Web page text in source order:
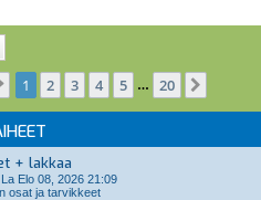
Sivu /20
1 2 3 4 5 … 20
+ lakkaa
La Elo 08, 2026 21:09
osat ja tarvikkeet